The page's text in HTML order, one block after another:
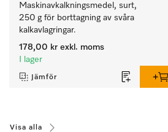
Maskinavkalkningsmedel, surt,
250 g för borttagning av svåra
kalkavlagringar.
178,00 kr exkl. moms
I lager
Jämför
Visa alla